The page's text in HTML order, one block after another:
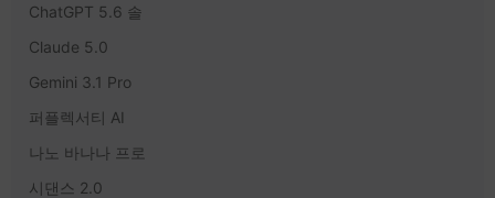
ChatGPT 5.6 솔
Claude 5.0
Gemini 3.1 Pro
퍼플렉서티 AI
나노 바나나 프로
시댄스 2.0